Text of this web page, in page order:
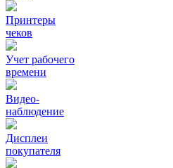
Принтеры
чеков
Учет рабочего
времени
Видео‑
наблюдение
Дисплеи
покупателя